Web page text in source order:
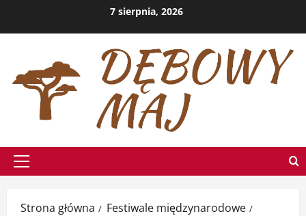
7 sierpnia, 2026
Menu
Strona główna
Festiwale międzynarodowe